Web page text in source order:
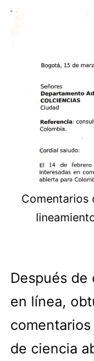
Comentarios
Después
en línea,
de ciencia